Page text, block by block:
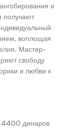
и
получают
воплощая
Мастер-
свободу
и любви к
4400 динаров